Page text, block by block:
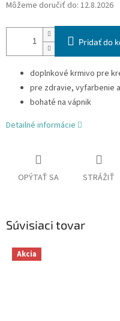
Môžeme doručiť do: 12.8.2026
Pridať do
doplnkové krmivo pre
pre zdravie, vyfarbenie
bohaté na vápnik
Detailné informácie
OPÝTAŤ SA STRÁŽIŤ
Súvisiaci tovar
Akcia